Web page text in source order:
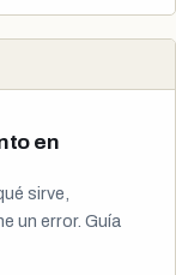
en
sirve,
un error. Guía